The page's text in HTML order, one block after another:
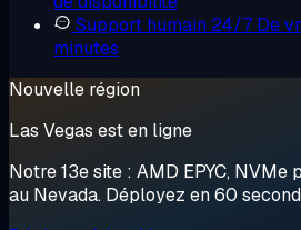
Support humain 24/7 De
minutes
Nouvelle région
Las Vegas est en ligne
Notre 13e site : AMD EPYC, NVMe
au Nevada. Déployez en 60